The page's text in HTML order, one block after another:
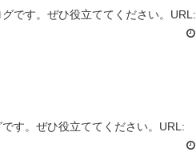
です。ぜひ役立ててください。URL:
す。ぜひ役立ててください。URL: